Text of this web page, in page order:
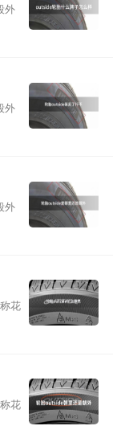
外
外
外
花
花